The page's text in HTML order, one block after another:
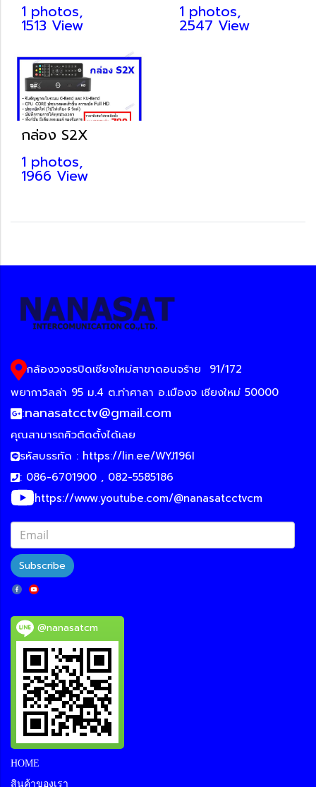
1 photos,
1513 View
1 photos,
2547 View
กล่อง S2X
1 photos,
1966 View
กล้องวงจรปิดเชียงใหม่สาขาดอนจร้าย
91/172
พยากาวิลล่า 95 ม.4 ต.ท่าศาลา อ.เมืองจ เชียงใหม่ 50000
:nanasatcctv@gmail.com
คุณสามารถคิวติดตั้งได้เลย
รหัสบรรทัด : https://lin.ee/WYJ196I
: 086-6701900 , 082-5585186
https://www.youtube.com/@nanasatcctvcm
Subscribe
@nanasatcm
HOME
สินค้าของเรา